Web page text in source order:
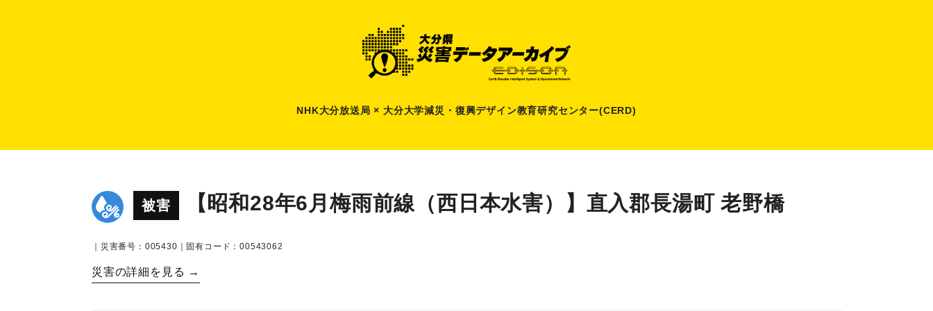
NHK大分放送局 × 大分大学減災 ・ 復興デザイン教育研究センター(CERD)
被害 【昭和28年6月梅雨前線（西日本水害）】直入郡長湯町 老野橋
｜災害番号：005430｜固有コード：00543062
災害の詳細を見る →